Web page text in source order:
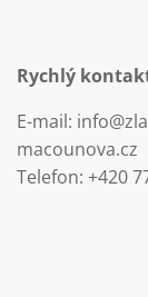
Rychlý
E-mail:
macounova.cz
Telefon: +420